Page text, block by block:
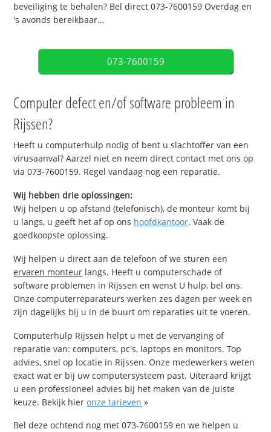
beveiliging te behalen? Bel direct 073-7600159 Overdag en
's avonds bereikbaar...
073-7600159
Computer defect en/of software probleem in
Rijssen?
Heeft u computerhulp nodig of bent u slachtoffer van een
virusaanval? Aarzel niet en neem direct contact met ons op
via 073-7600159. Regel vandaag nog een reparatie.
Wij hebben drie oplossingen:
Wij helpen u op afstand (telefonisch), de monteur komt bij
u langs, u geeft het af op ons hoofdkantoor. Vaak de
goedkoopste oplossing.
Wij helpen u direct aan de telefoon of we sturen een
ervaren monteur langs. Heeft u computerschade of
software problemen in Rijssen en wenst U hulp, bel ons.
Onze computerreparateurs werken zes dagen per week en
zijn dagelijks bij u in de buurt om reparaties uit te voeren.
Computerhulp Rijssen helpt u met de vervanging of
reparatie van: computers, pc's, laptops en monitors. Top
advies, snel op locatie in Rijssen. Onze medewerkers weten
exact wat er bij uw computersysteem past. Uiteraard krijgt
u een professioneel advies bij het maken van de juiste
keuze. Bekijk hieronze tarieven »
Bel deze ochtend nog met 073-7600159 en we helpen u